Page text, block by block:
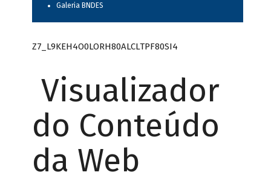
Galeria BNDES
Z7_L9KEH4O0LORH80ALCLTPF80SI4
Visualizador
do Conteúdo
da Web